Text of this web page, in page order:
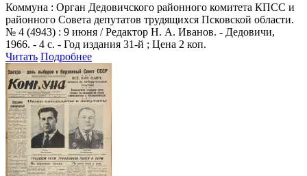
Коммуна : Орган Дедовичского районного комитета КПСС и
районного Совета депутатов трудящихся Псковской области.
№ 4 (4943) : 9 июня / Редактор Н. А. Иванов. - Дедовичи,
1966. - 4 с. - Год издания 31-й ; Цена 2 коп.
Читать Подробнее